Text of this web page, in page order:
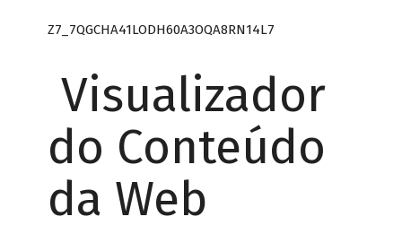
Z7_7QGCHA41LODH60A3OQA8RN14L7
Visualizador
do Conteúdo
da Web